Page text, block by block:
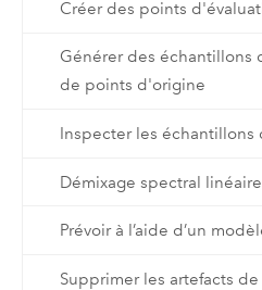
Créer des points
Générer des échantillons
de points d'origine
Inspecter les échantillons
Démixage spectral linéaire
Prévoir à l’aide d’un
Supprimer les artefacts